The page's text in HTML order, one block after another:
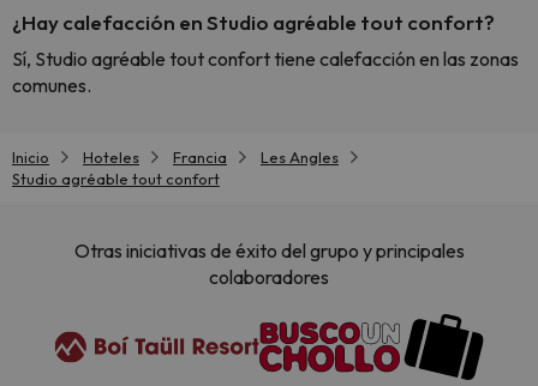
¿Hay calefacción en Studio agréable tout confort?
Sí, Studio agréable tout confort tiene calefacción en las zonas
comunes.
Inicio Hoteles Francia
Les Angles
Studio agréable tout confort
Otras iniciativas de éxito del grupo y principales
colaboradores